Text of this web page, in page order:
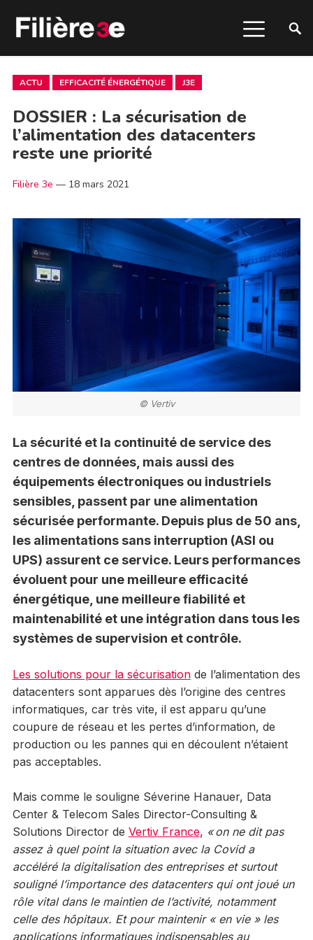
ACTU EFFICACITÉ ÉNERGÉTIQUE J3E
DOSSIER : La sécurisation de
l’alimentation des datacenters
reste une priorité
Filière 3e — 18 mars 2021
© Vertiv
La sécurité et la continuité de service des
centres de données, mais aussi des
équipements électroniques ou industriels
sensibles, passent par une alimentation
sécurisée performante. Depuis plus de 50 ans,
les alimentations sans interruption (ASI ou
UPS) assurent ce service. Leurs performances
évoluent pour une meilleure efficacité
énergétique, une meilleure fiabilité et
maintenabilité et une intégration dans tous les
systèmes de supervision et contrôle.
Les solutions pour la sécurisationde l’alimentation des
datacenters sont apparues dès l’origine des centres
informatiques, car très vite, il est apparu qu’une
coupure de réseau et les pertes d’information, de
production ou les pannes qui en découlent n’étaient
pas acceptables.
Mais comme le souligne Séverine Hanauer, Data
Center & Telecom Sales Director-Consulting &
Solutions Director de Vertiv France, « on ne dit pas
assez à quel point la situation avec la Covid a
accéléré la digitalisation des entreprises et surtout
souligné l’importance des datacenters qui ont joué un
rôle vital dans le maintien de l’activité, notamment
celle des hôpitaux. Et pour maintenir « en vie » les
applications informatiques indispensables au